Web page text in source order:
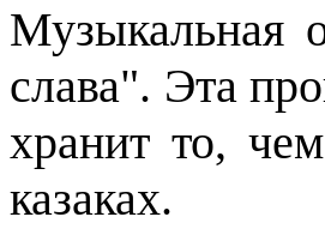
Музыкальная
слава". Эта
хранит то,
казаках.